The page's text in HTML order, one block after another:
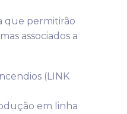
que permitirão
associados a
(LINK
em linha